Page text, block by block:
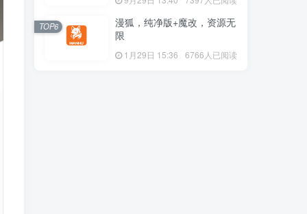
漫狐，纯净版+魔改，资源无
限
1月29日 15:36 6766人已阅读
TOP6